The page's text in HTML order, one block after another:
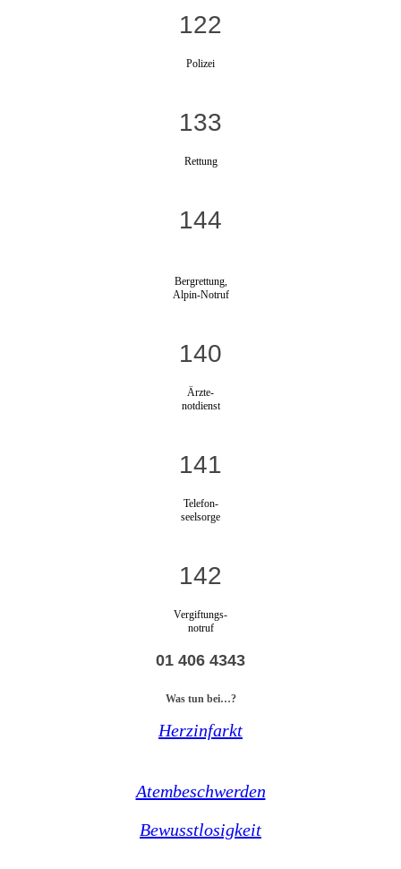
122
Polizei
133
Rettung
144
Bergrettung,
Alpin-Notruf
140
Ärzte-
notdienst
141
Telefon-
seelsorge
142
Vergiftungs-
notruf
01 406 4343
Was tun bei…?
Herzinfarkt
Atembeschwerden
Bewusstlosigkeit